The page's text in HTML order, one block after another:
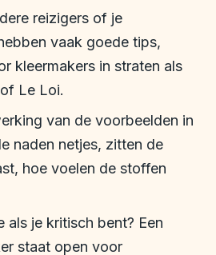
reizigers of je
vaak goede tips,
kleermakers in straten als
Le Loi.
van de voorbeelden in
naden netjes, zitten de
hoe voelen de stoffen
als je kritisch bent? Een
staat open voor